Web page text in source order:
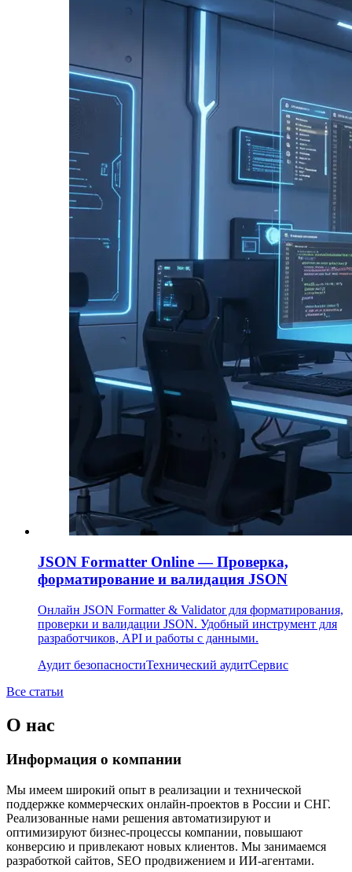
JSON Formatter Online — Проверка,
форматирование и валидация JSON
Онлайн JSON Formatter & Validator для форматирования,
проверки и валидации JSON. Удобный инструмент для
разработчиков, API и работы с данными.
Аудит безопасностиТехнический аудитСервис
Все статьи
О нас
Информация о компании
Мы имеем широкий опыт в реализации и технической
поддержке коммерческих онлайн-проектов в России и СНГ.
Реализованные нами решения автоматизируют и
оптимизируют бизнес-процессы компании, повышают
конверсию и привлекают новых клиентов. Мы занимаемся
разработкой сайтов, SEO продвижением и ИИ-агентами.